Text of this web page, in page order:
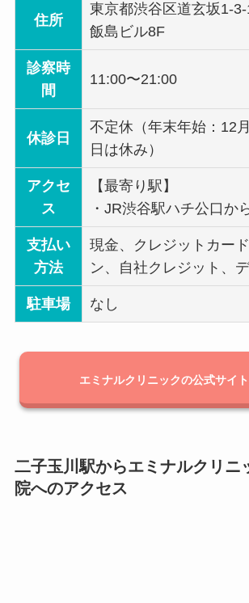
住所
東京都渋谷区道玄坂1-
飯島ビル8F
診察時
間
11:00〜21:00
休診日
不定休（年末年始：12
日は休み）
アクセ
ス
【最寄り駅】
・JR渋谷駅ハチ公口か
支払い
方法
現金、クレジットカー
ン、自社クレジット、
駐車場 なし
エミナルクリニックの公式サイ
二子玉川駅からエミナルクリニ
院へのアクセス